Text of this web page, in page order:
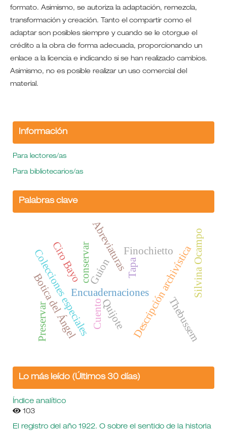
formato. Asimismo, se autoriza la adaptación, remezcla,
transformación y creación. Tanto el compartir como el
adaptar son posibles siempre y cuando se le otorgue el
crédito a la obra de forma adecuada, proporcionando un
enlace a la licencia e indicando si se han realizado cambios.
Asimismo, no es posible realizar un uso comercial del
material.
Información
Para lectores/as
Para bibliotecarios/as
Palabras clave
Colecciones especialesEncuadernaciones
Tapa
Quijote Descripción archivística
Guion
Cuento
Silvina Ocampo
Botica del Ángel Thebussem
Finochietto
Abreviaturas
conservar
Preservar
Ciro Bayo
Lo más leído (Últimos 30 días)
Índice analítico
103
El registro del año 1922. O sobre el sentido de la historia